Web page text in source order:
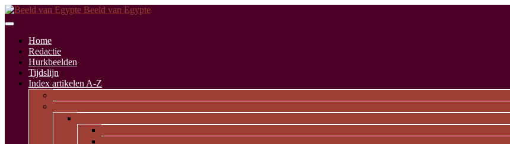
Beeld van Egypte
Home
Redactie
Hurkbeelden
Tijdslijn
Index artikelen A-Z